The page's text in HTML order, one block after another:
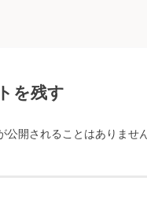
を残す
公開されることはありません